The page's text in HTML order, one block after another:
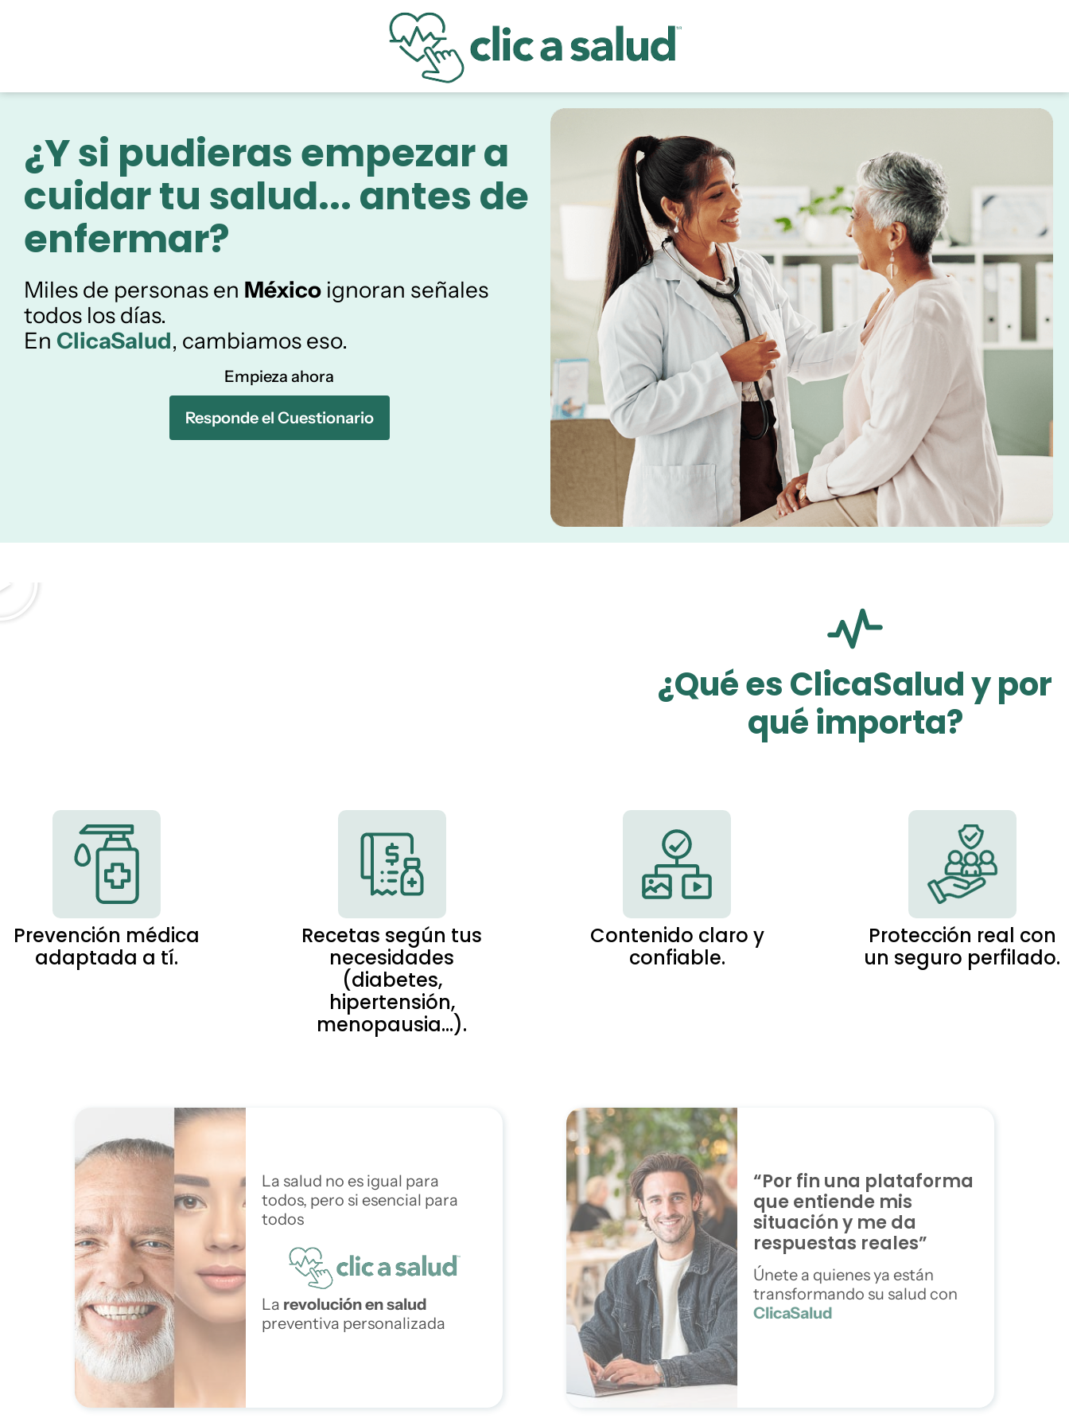
¿Y si pudieras empezar a
cuidar tu salud... antes de
enfermar?
Miles de personas en México ignoran señales
todos los días.
En ClicaSalud, cambiamos eso.
Empieza ahora
Responde el Cuestionario
¿Qué es ClicaSalud y por
qué importa?
Prevención médica
adaptada a tí.
Recetas según tus
necesidades
(diabetes,
hipertensión,
menopausia...).
Contenido claro y
confiable.
Protección real con
un seguro perfilado.
La salud no es igual para
todos, pero si esencial para
todos
La revolución en salud
preventiva personalizada
“Por fin una plataforma
que entiende mis
situación y me da
respuestas reales”
Únete a quienes ya están
transformando su salud con
ClicaSalud